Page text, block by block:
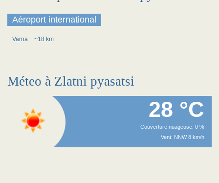
Aéroport international
Varna ~18 km
Méteo à Zlatni pyasatsi
28 °C
Couverture nuageuse: 0 %
Vent: NNW 8 km/h